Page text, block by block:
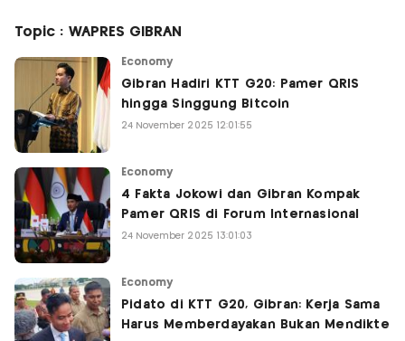
Topic : WAPRES GIBRAN
Economy
Gibran Hadiri KTT G20: Pamer QRIS
hingga Singgung Bitcoin
24 November 2025 12:01:55
Economy
4 Fakta Jokowi dan Gibran Kompak
Pamer QRIS di Forum Internasional
24 November 2025 13:01:03
Economy
Pidato di KTT G20, Gibran: Kerja Sama
Harus Memberdayakan Bukan Mendikte